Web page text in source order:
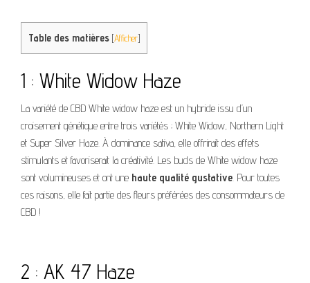
Table des matières [Afficher]
1 : White Widow Haze
La variété de CBD White widow haze est un hybride issu d’un
croisement génétique entre trois variétés ; White Widow, Northern Light
et Super Silver Haze. À dominance sativa, elle offrirait des effets
stimulants et favoriserait la créativité. Les buds de White widow haze
sont volumineuses et ont une haute qualité gustative. Pour toutes
ces raisons, elle fait partie des fleurs préférées des consommateurs de
CBD !
2 : AK 47 Haze